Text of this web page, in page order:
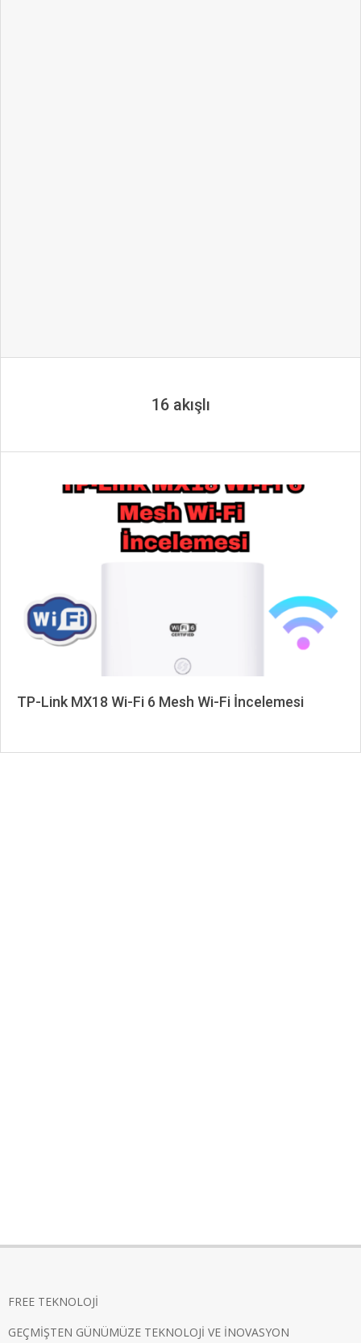
16 akışlı
TP-Link MX18 Wi-Fi 6 Mesh Wi-Fi İncelemesi
FREE TEKNOLOJİ
GEÇMİŞTEN GÜNÜMÜZE TEKNOLOJİ VE İNOVASYON